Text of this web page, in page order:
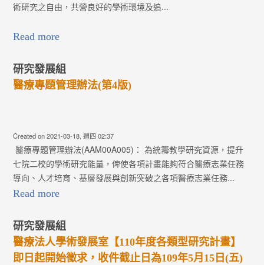
術研究之自由，共營良好的學術環境及追...
Read more
研究發展組
醫療專題管理辦法(第4版)
Created on 2021-03-18, 週四 02:37
醫療專題管理辦法(AAM00A005)： 為統籌教學研究資源，提升
七院二校的學術研究能量，俾使各項計畫能夠符合醫療志業任務
導向、人才培育、基層發展與創新突破之各項醫療志業任務...
Read more
研究發展組
醫療法人學術發展室【110年度各類型研究計畫】
即日起開始徵求，收件截止日為109年5月15日(五)